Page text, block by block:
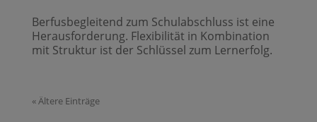
Berfusbegleitend zum Schulabschluss ist eine
Herausforderung. Flexibilität in Kombination
mit Struktur ist der Schlüssel zum Lernerfolg.
« Ältere Einträge